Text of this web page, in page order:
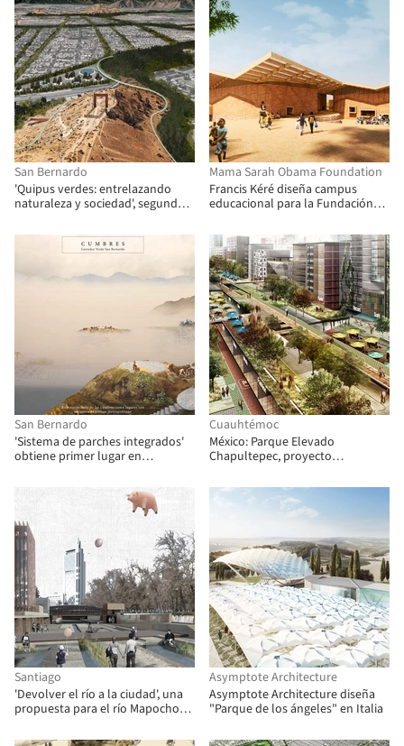
San Bernardo
'Quipus verdes: entrelazando
naturaleza y sociedad', segundo
Corredor Verde San Bernardo
Mama Sarah Obama Foundation
Francis Kéré diseña campus
educacional para la Fundación
San Bernardo
'Sistema de parches integrados'
obtiene primer lugar en
Verde San Bernardo
Cuauhtémoc
México: Parque Elevado
Chapultepec, proyecto
comunidad en la Ciudad de
México
Santiago
'Devolver el río a la ciudad', una
propuesta para el río Mapocho
Asymptote Architecture
Asymptote Architecture diseña
"Parque de los ángeles" en Italia